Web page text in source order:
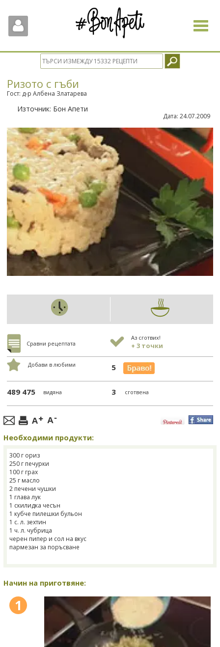
Toggle
Ризото с гъби
Гост: д-р Албена Златарева
Източник: Бон Апети
Дата: 24.07.2009
Сравни рецептата
Аз сготвих!
+ 3 точки
Добави в любими 5
489 475 видяна 3 сготвена
Необходими продукти:
300 г ориз
250 г печурки
100 г грах
25 г масло
2 печени чушки
1 глава лук
1 скилидка чесън
1 кубче пилешки бульон
1 с. л. зехтин
1 ч. л. чубрица
черен пипер и сол на вкус
пармезан за поръсване
Начин на приготвяне:
1